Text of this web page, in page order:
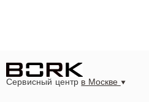
Сервисный центр в Москве